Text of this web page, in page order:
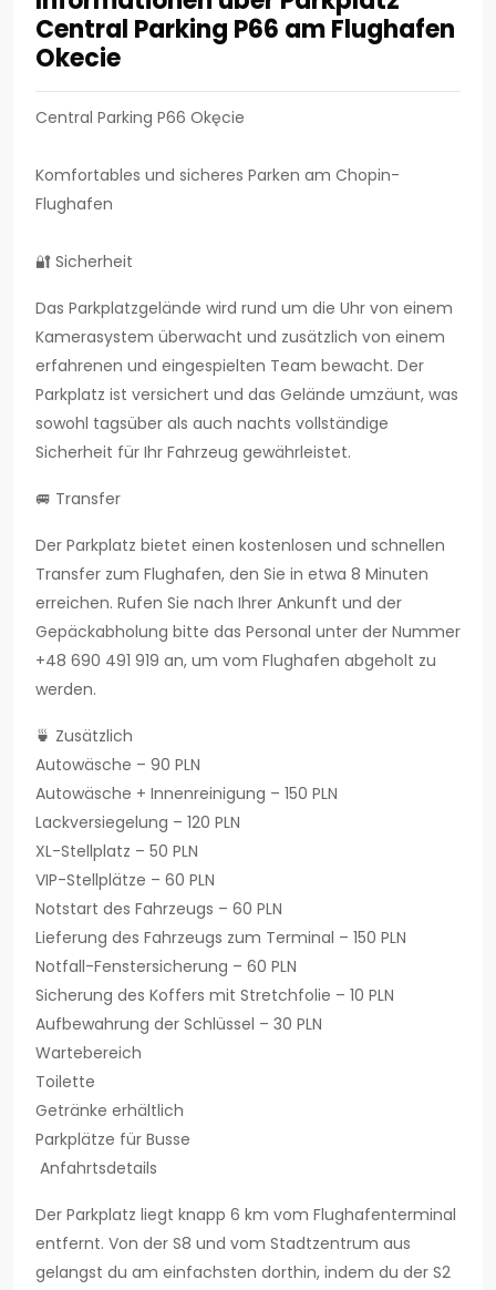
Central Parking P66 am Flughafen
Okecie
Central Parking P66 Okęcie
Komfortables und sicheres Parken am Chopin-
Flughafen
🔐 Sicherheit
Das Parkplatzgelände wird rund um die Uhr von einem
Kamerasystem überwacht und zusätzlich von einem
erfahrenen und eingespielten Team bewacht. Der
Parkplatz ist versichert und das Gelände umzäunt, was
sowohl tagsüber als auch nachts vollständige
Sicherheit für Ihr Fahrzeug gewährleistet.
🚐 Transfer
Der Parkplatz bietet einen kostenlosen und schnellen
Transfer zum Flughafen, den Sie in etwa 8 Minuten
erreichen. Rufen Sie nach Ihrer Ankunft und der
Gepäckabholung bitte das Personal unter der Nummer
+48 690 491 919 an, um vom Flughafen abgeholt zu
werden.
🍵 Zusätzlich
Autowäsche – 90 PLN
Autowäsche + Innenreinigung – 150 PLN
Lackversiegelung – 120 PLN
XL-Stellplatz – 50 PLN
VIP-Stellplätze – 60 PLN
Notstart des Fahrzeugs – 60 PLN
Lieferung des Fahrzeugs zum Terminal – 150 PLN
Notfall-Fenstersicherung – 60 PLN
Sicherung des Koffers mit Stretchfolie – 10 PLN
Aufbewahrung der Schlüssel – 30 PLN
Wartebereich
Toilette
Getränke erhältlich
Parkplätze für Busse
Anfahrtsdetails
Der Parkplatz liegt knapp 6 km vom Flughafenterminal
entfernt. Von der S8 und vom Stadtzentrum aus
gelangst du am einfachsten dorthin, indem du der S2